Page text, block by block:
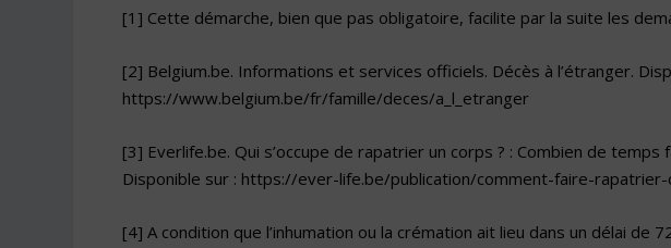
[1] Cette démarche, bien que pas obligatoire, facilite par la suite les
[2] Belgium.be. Informations et services officiels. Décès à l’étranger.
https://www.belgium.be/fr/famille/deces/a_l_etranger
[3] Everlife.be. Qui s’occupe de rapatrier un corps ? : Combien de
Disponible sur : https://ever-life.be/publication/comment-faire-
[4] A condition que l’inhumation ou la crémation ait lieu dans un délai de